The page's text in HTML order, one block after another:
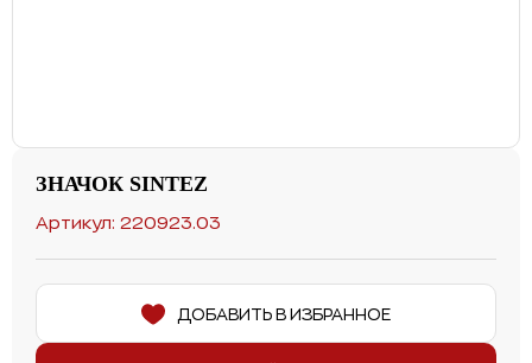
ЗНАЧОК SINTEZ
Артикул: 220923.03
ДОБАВИТЬ В ИЗБРАННОЕ